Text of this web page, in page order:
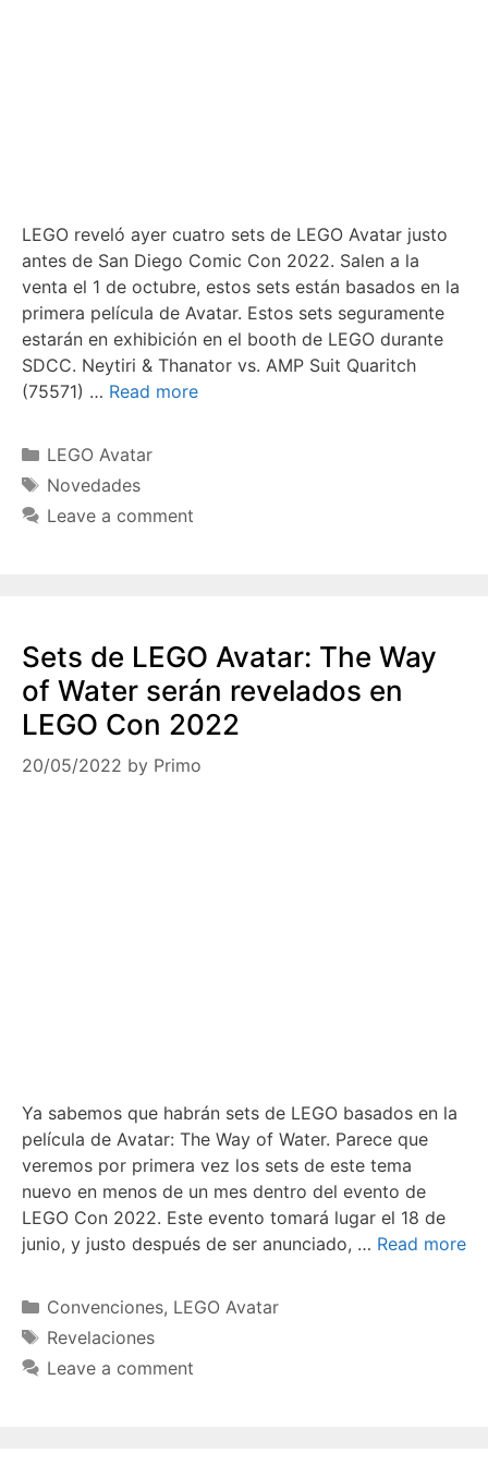
LEGO reveló ayer cuatro sets de LEGO Avatar justo
antes de San Diego Comic Con 2022. Salen a la
venta el 1 de octubre, estos sets están basados en la
primera película de Avatar. Estos sets seguramente
estarán en exhibición en el booth de LEGO durante
SDCC. Neytiri & Thanator vs. AMP Suit Quaritch
(75571) … Read more
Categories
LEGO Avatar
Tags
Novedades
Leave a comment
Sets de LEGO Avatar: The Way
of Water serán revelados en
LEGO Con 2022
20/05/2022 by Primo
Ya sabemos que habrán sets de LEGO basados en la
película de Avatar: The Way of Water. Parece que
veremos por primera vez los sets de este tema
nuevo en menos de un mes dentro del evento de
LEGO Con 2022. Este evento tomará lugar el 18 de
junio, y justo después de ser anunciado, … Read more
Categories
Convenciones, LEGO Avatar
Tags
Revelaciones
Leave a comment